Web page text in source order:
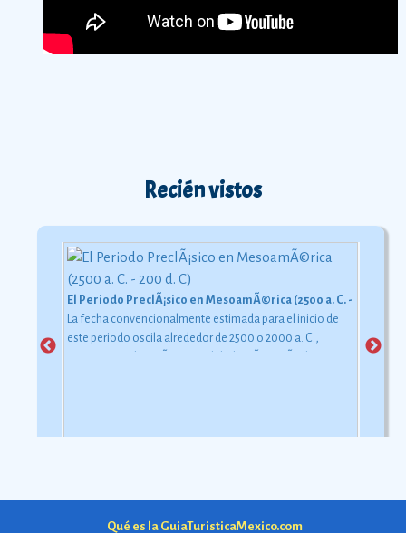
Recién vistos
El Periodo PreclÃ¡sico en MesoamÃ©rica (2500 a. C. - 200 d. C)
La fecha convencionalmente estimada para el inicio de
este periodo oscila alrededor de 2500 o 2000 a. C.,
Qué es la GuiaTuristicaMexico.com